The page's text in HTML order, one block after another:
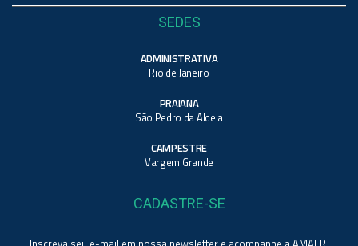
SEDES
ADMINISTRATIVA
Rio de Janeiro
PRAIANA
São Pedro da Aldeia
CAMPESTRE
Vargem Grande
CADASTRE-SE